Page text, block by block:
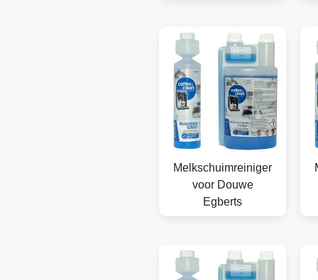
Melkschuimreiniger
voor Douwe
Egberts